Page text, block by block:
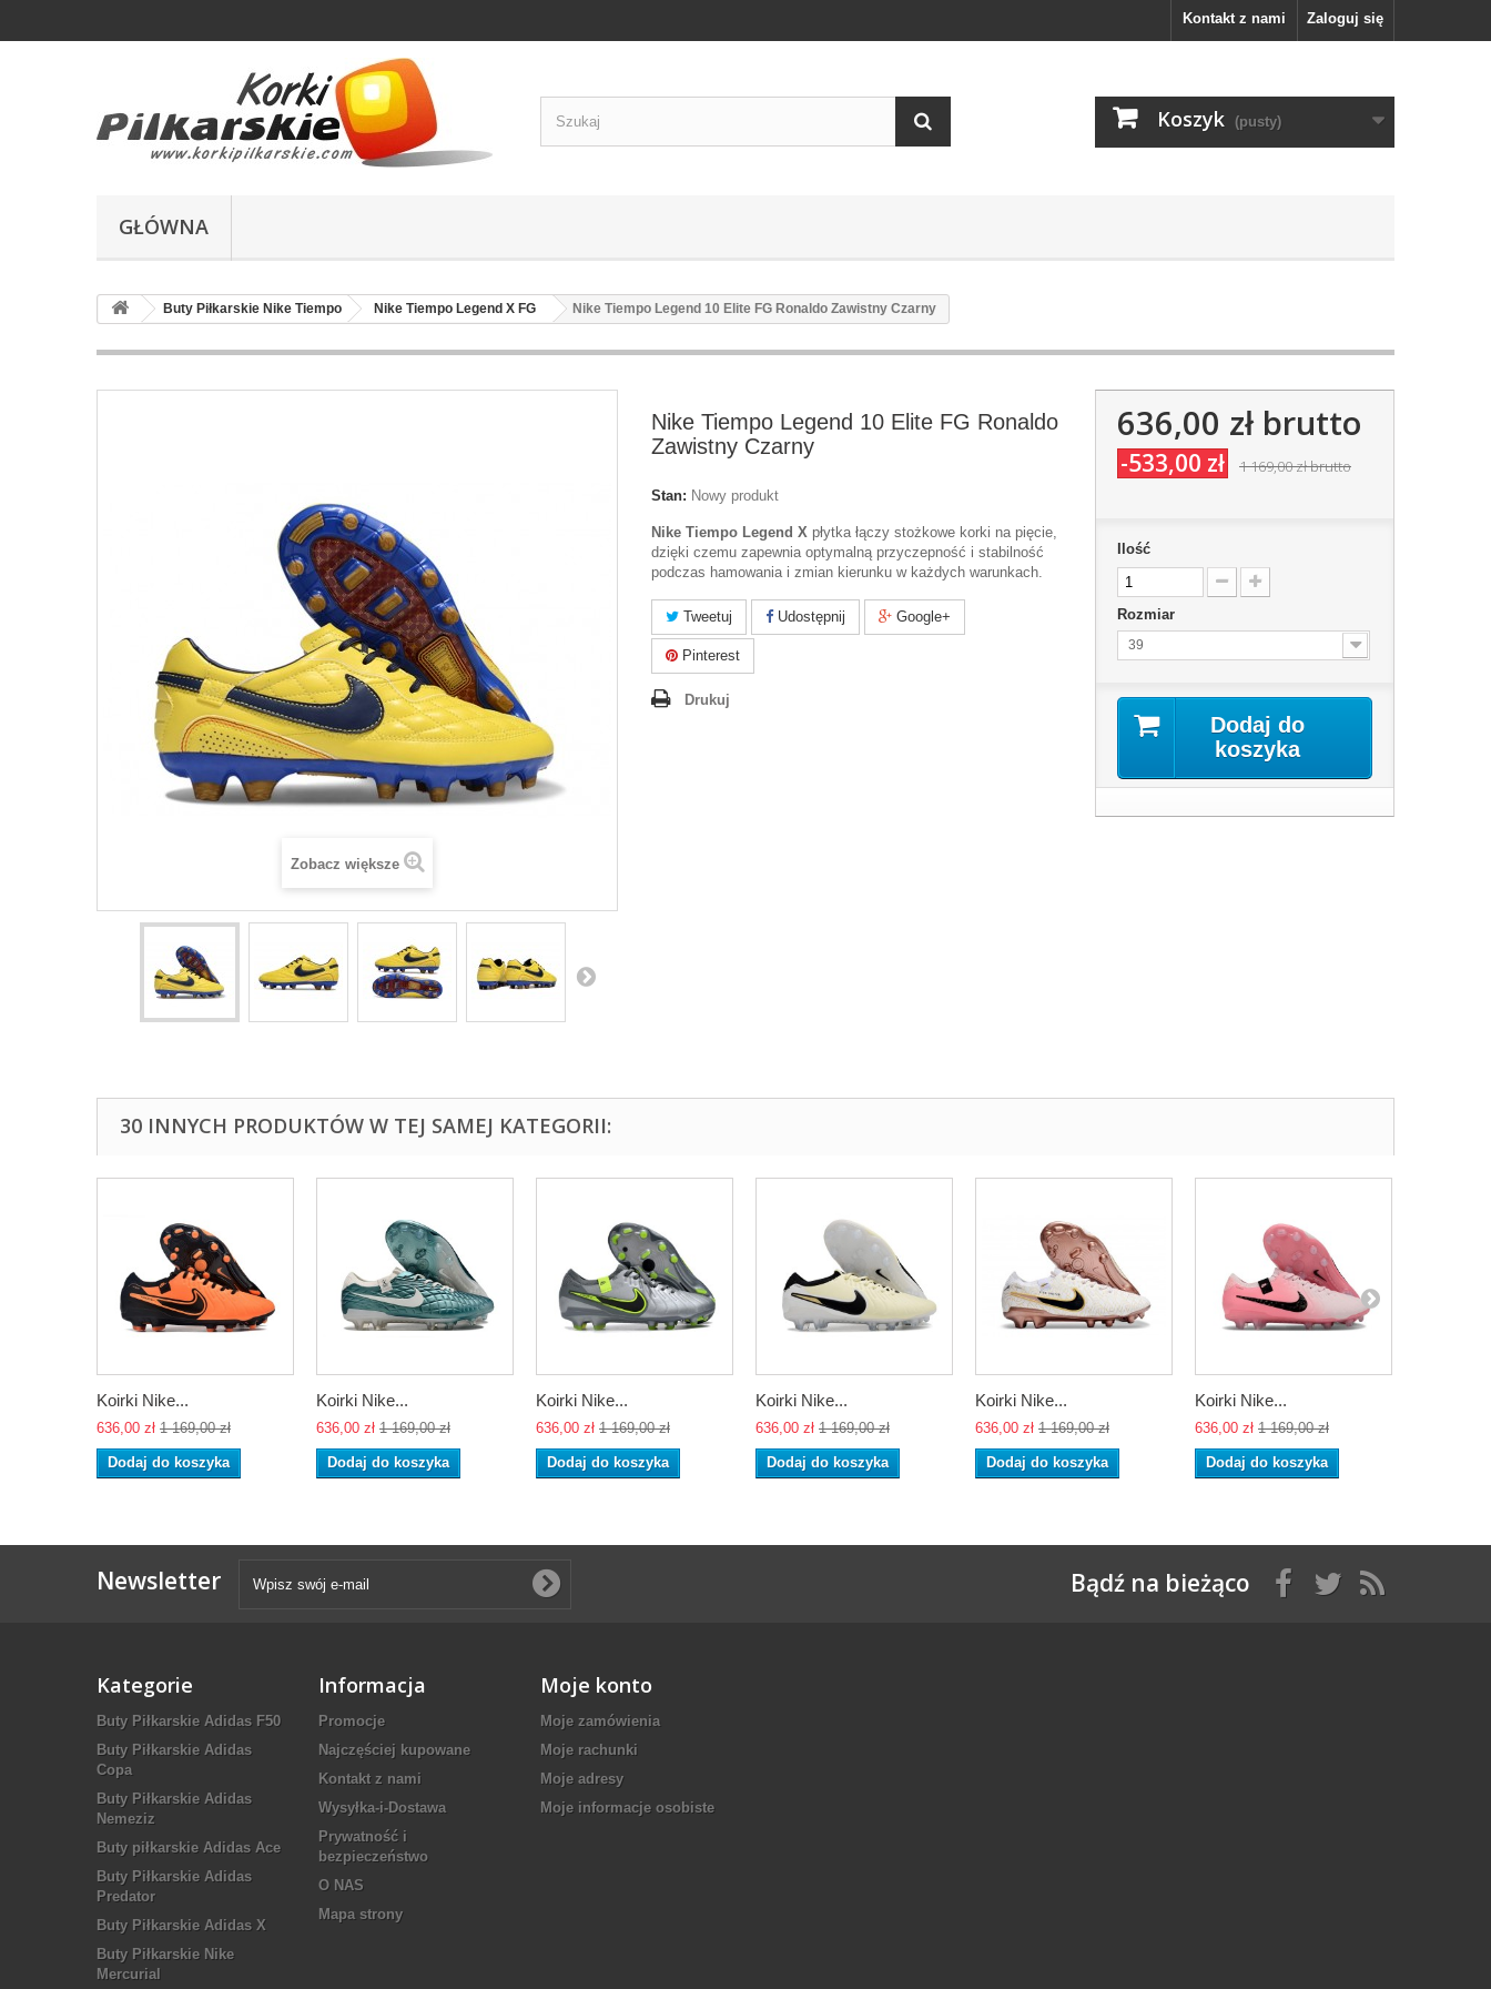
Zaloguj się
Kontakt z nami
Koszyk (pusty)
GŁÓWNA
Buty Piłkarskie Nike Tiempo Nike Tiempo Legend X FG Nike Tiempo Legend 10 Elite FG Ronaldo Zawistny Czarny
Zobacz większe
Nike Tiempo Legend 10 Elite FG Ronaldo
Zawistny Czarny
Stan: Nowy produkt
Nike Tiempo Legend X płytka łączy stożkowe korki na pięcie,
dzięki czemu zapewnia optymalną przyczepność i stabilność
podczas hamowania i zmian kierunku w każdych warunkach.
Tweetuj Udostępnij Google+
Pinterest
Drukuj
636,00 złbrutto
-533,00 zł 1 169,00 złbrutto
Ilość
Rozmiar
39
Dodaj do
koszyka
30 INNYCH PRODUKTÓW W TEJ SAMEJ KATEGORII:
Koirki Nike...
636,00 zł 1 169,00 zł
Dodaj do koszyka
Koirki Nike...
636,00 zł 1 169,00 zł
Dodaj do koszyka
Koirki Nike...
636,00 zł 1 169,00 zł
Dodaj do koszyka
Koirki Nike...
636,00 zł 1 169,00 zł
Dodaj do koszyka
Koirki Nike...
636,00 zł 1 169,00 zł
Dodaj do koszyka
Koirki Nike...
636,00 zł 1 169,00 zł
Dodaj do koszyka
Newsletter Bądź na bieżąco
Kategorie
Buty Piłkarskie Adidas F50
Buty Piłkarskie Adidas
Copa
Buty Piłkarskie Adidas
Nemeziz
Buty piłkarskie Adidas Ace
Buty Piłkarskie Adidas
Predator
Buty Piłkarskie Adidas X
Buty Piłkarskie Nike
Mercurial
Informacja
Promocje
Najczęściej kupowane
Kontakt z nami
Wysyłka-i-Dostawa
Prywatność i
bezpieczeństwo
O NAS
Mapa strony
Moje konto
Moje zamówienia
Moje rachunki
Moje adresy
Moje informacje osobiste